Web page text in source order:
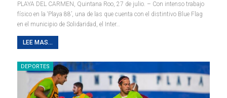
PLAYA DEL CARMEN, Quintana Roo, 27 de julio. – Con intenso trabajo
físico en la ‘Playa 88’, una de las que cuenta con el distintivo Blue Flag
en el municipio de Solidaridad, el Inter…
LEE MAS...
DEPORTES